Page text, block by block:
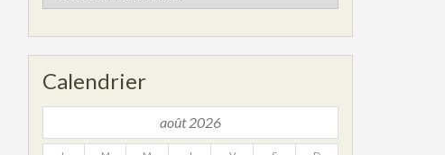
archives
Calendrier
août 2026